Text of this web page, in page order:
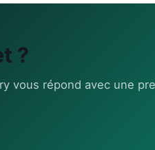
?
vous répond avec une